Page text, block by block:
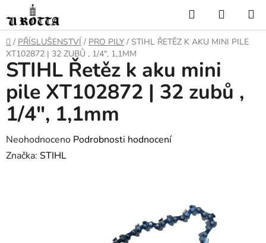
na
obsah
Hledat
KOŠÍK
DOMŮ
/ PŘÍSLUŠENSTVÍ / PRO PILY / STIHL ŘETĚZ K AKU MINI PILE
XT102872 | 32 ZUBŮ , 1/4", 1,1MM
STIHL Řetěz k aku mini
pile XT102872 | 32 zubů ,
1/4", 1,1mm
Průměrné
hodnocení
Neohodnoceno Podrobnosti hodnocení
Značka: STIHL